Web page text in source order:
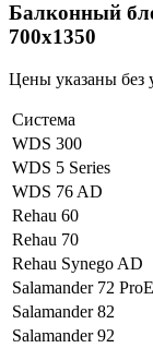
Балконный
700х1350
Цены указаны без
Система
WDS 300
WDS 5 Series
WDS 76 AD
Rehau 60
Rehau 70
Rehau Synego AD
Salamander 72
Salamander 82
Salamander 92